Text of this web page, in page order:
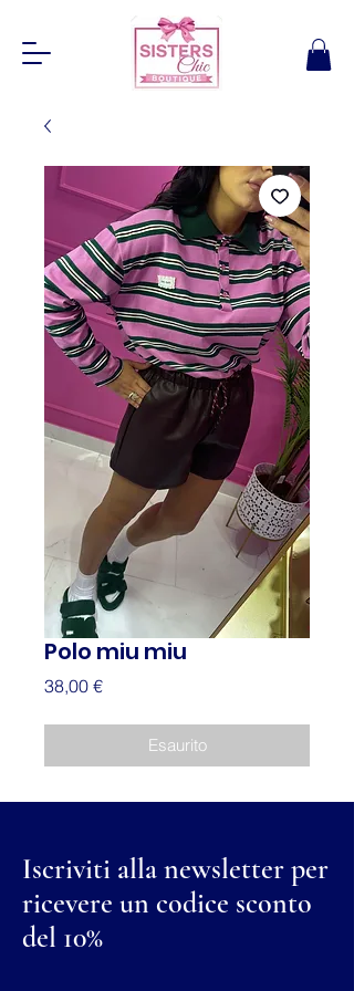
Polo miu miu
38,00 €Prezzo
Esaurito
Iscriviti alla newsletter per
ricevere un codice sconto
del 10%